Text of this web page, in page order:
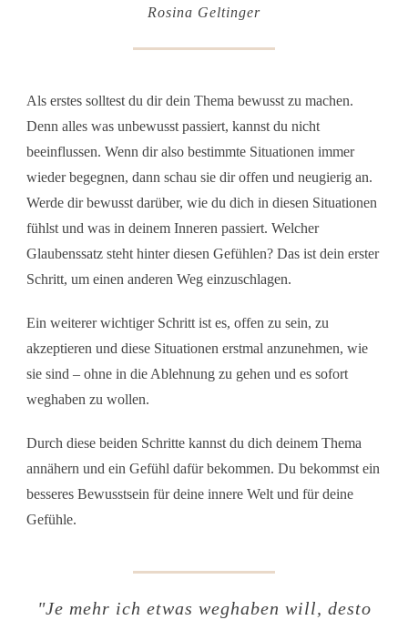
Rosina Geltinger
Als erstes solltest du dir dein Thema bewusst zu machen.
Denn alles was unbewusst passiert, kannst du nicht
beeinflussen. Wenn dir also bestimmte Situationen immer
wieder begegnen, dann schau sie dir offen und neugierig an.
Werde dir bewusst darüber, wie du dich in diesen Situationen
fühlst und was in deinem Inneren passiert. Welcher
Glaubenssatz steht hinter diesen Gefühlen? Das ist dein erster
Schritt, um einen anderen Weg einzuschlagen.
Ein weiterer wichtiger Schritt ist es, offen zu sein, zu
akzeptieren und diese Situationen erstmal anzunehmen, wie
sie sind – ohne in die Ablehnung zu gehen und es sofort
weghaben zu wollen.
Durch diese beiden Schritte kannst du dich deinem Thema
annähern und ein Gefühl dafür bekommen. Du bekommst ein
besseres Bewusstsein für deine innere Welt und für deine
Gefühle.
"Je mehr ich etwas weghaben will, desto